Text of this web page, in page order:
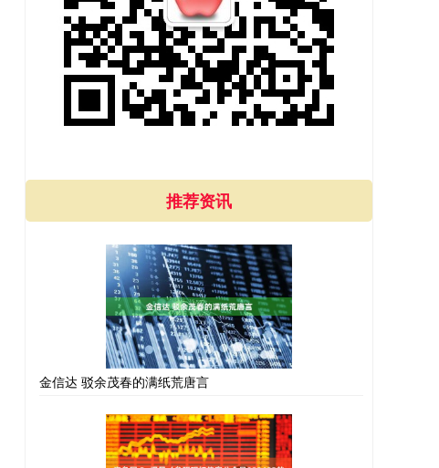
推荐资讯
金信达 驳余茂春的满纸荒唐言